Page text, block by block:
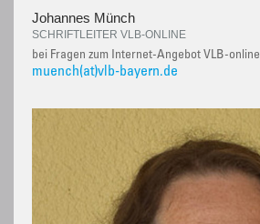
Johannes Münch
SCHRIFTLEITER VLB-ONLINE
bei Fragen zum Internet-Angebot VLB-online
muench(at)vlb-bayern.de